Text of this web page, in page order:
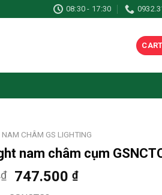
08:30 - 17:30
CART
CHÂM GS LIGHTING
nam châm cụm
₫ 747.500 ₫